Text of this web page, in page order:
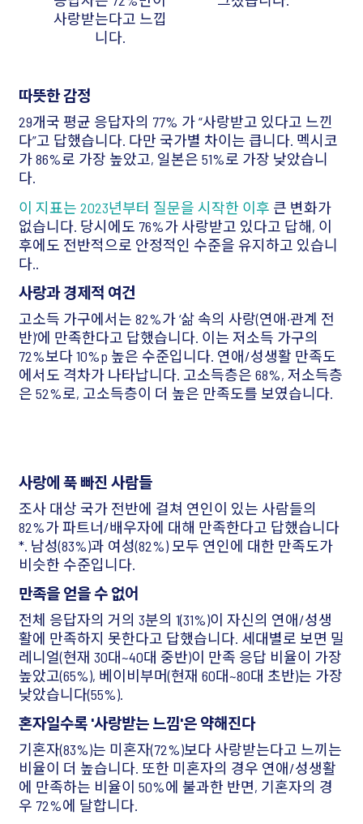
사랑받는다고 느낍
니다.
따뜻한 감정
29개국 평균 응답자의 77% 가 “사랑받고 있다고 느낀
다”고 답했습니다. 다만 국가별 차이는 큽니다. 멕시코
가 86%로 가장 높았고, 일본은 51%로 가장 낮았습니
다.
이 지표는 2023년부터 질문을 시작한 이후 큰 변화가
없습니다. 당시에도 76%가 사랑받고 있다고 답해, 이
후에도 전반적으로 안정적인 수준을 유지하고 있습니
다..
사랑과 경제적 여건
고소득 가구에서는 82%가 ‘삶 속의 사랑(연애·관계 전
반)’에 만족한다고 답했습니다. 이는 저소득 가구의
72%보다 10%p 높은 수준입니다. 연애/성생활 만족도
에서도 격차가 나타납니다. 고소득층은 68%, 저소득층
은 52%로, 고소득층이 더 높은 만족도를 보였습니다.
사랑에 푹 빠진 사람들
조사 대상 국가 전반에 걸쳐 연인이 있는 사람들의
82%가 파트너/배우자에 대해 만족한다고 답했습니다
*. 남성(83%)과 여성(82%) 모두 연인에 대한 만족도가
비슷한 수준입니다.
만족을 얻을 수 없어
전체 응답자의 거의 3분의 1(31%)이 자신의 연애/성생
활에 만족하지 못한다고 답했습니다. 세대별로 보면 밀
레니얼(현재 30대~40대 중반)이 만족 응답 비율이 가장
높았고(65%), 베이비부머(현재 60대~80대 초반)는 가장
낮았습니다(55%).
혼자일수록 '사랑받는 느낌'은 약해진다
기혼자(83%)는 미혼자(72%)보다 사랑받는다고 느끼는
비율이 더 높습니다. 또한 미혼자의 경우 연애/성생활
에 만족하는 비율이 50%에 불과한 반면, 기혼자의 경
우 72%에 달합니다.